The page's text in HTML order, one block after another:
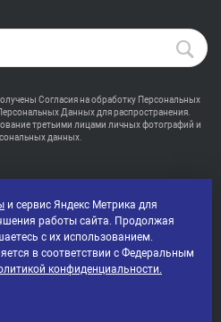
Согласия на обработку Персональных
Данных для распространения.
третьими лицами личных фотографий и
данных.
светотехника
защищены
и сервис Яндекс Метрика для
работы сайта. Продолжая
с их использованием.
в соответствии с Федеральным
конфиденциальности.